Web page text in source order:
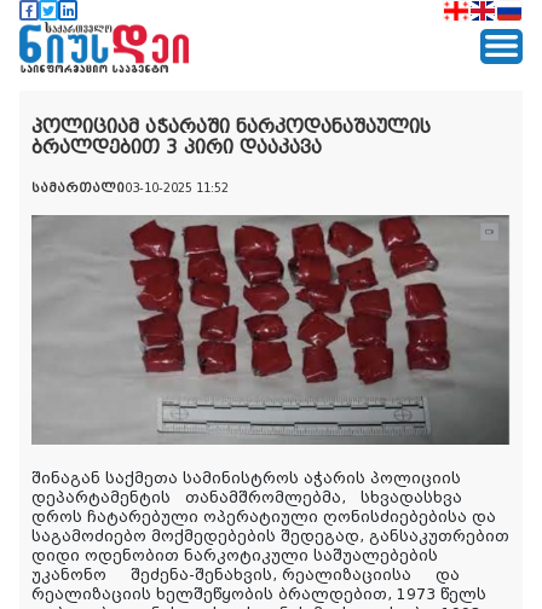
პოლიციამ აჭარაში ნარკოდანაშაულის
ბრალდებით 3 პირი დააკავა
სამართალი03-10-2025 11:52
შინაგან საქმეთა სამინისტროს აჭარის პოლიციის
დეპარტამენტის თანამშრომლებმა, სხვადასხვა
დროს ჩატარებული ოპერატიული ღონისძიებებისა და
საგამოძიებო მოქმედებების შედეგად, განსაკუთრებით
დიდი ოდენობით ნარკოტიკული საშუალებების
უკანონო შეძენა-შენახვის, რეალიზაციისა და
რეალიზაციის ხელშეწყობის ბრალდებით, 1973 წელს